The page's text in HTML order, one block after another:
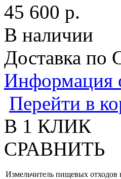
45 600 р.
В наличии
Доставка по
Информация
Перейти в
В 1 КЛИК
СРАВНИТЬ
Измельчитель пищевых отходов